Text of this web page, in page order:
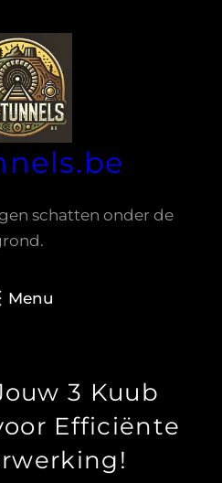
schatten onder de
3 Kuub
Efficiënte